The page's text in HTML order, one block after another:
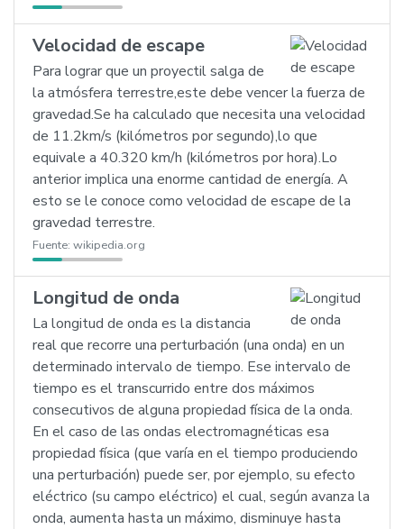
Velocidad de escape
Para lograr que un proyectil salga de
la atmósfera terrestre,este debe vencer la fuerza de
gravedad.Se ha calculado que necesita una velocidad
de 11.2km/s (kilómetros por segundo),lo que
equivale a 40.320 km/h (kilómetros por hora).Lo
anterior implica una enorme cantidad de energía. A
esto se le conoce como velocidad de escape de la
gravedad terrestre.
Fuente: wikipedia.org
Longitud de onda
La longitud de onda es la distancia
real que recorre una perturbación (una onda) en un
determinado intervalo de tiempo. Ese intervalo de
tiempo es el transcurrido entre dos máximos
consecutivos de alguna propiedad física de la onda.
En el caso de las ondas electromagnéticas esa
propiedad física (que varía en el tiempo produciendo
una perturbación) puede ser, por ejemplo, su efecto
eléctrico (su campo eléctrico) el cual, según avanza la
onda, aumenta hasta un máximo, disminuye hasta